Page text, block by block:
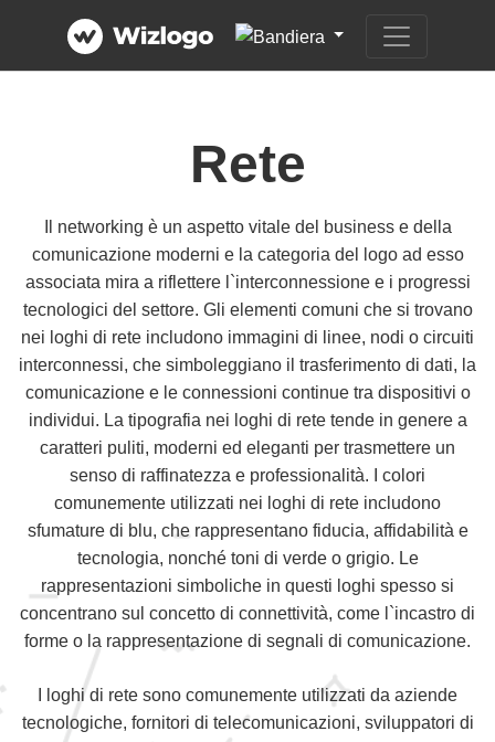
Rete
Il networking è un aspetto vitale del business e della
comunicazione moderni e la categoria del logo ad esso
associata mira a riflettere l`interconnessione e i progressi
tecnologici del settore. Gli elementi comuni che si trovano
nei loghi di rete includono immagini di linee, nodi o circuiti
interconnessi, che simboleggiano il trasferimento di dati, la
comunicazione e le connessioni continue tra dispositivi o
individui. La tipografia nei loghi di rete tende in genere a
caratteri puliti, moderni ed eleganti per trasmettere un
senso di raffinatezza e professionalità. I colori
comunemente utilizzati nei loghi di rete includono
sfumature di blu, che rappresentano fiducia, affidabilità e
tecnologia, nonché toni di verde o grigio. Le
rappresentazioni simboliche in questi loghi spesso si
concentrano sul concetto di connettività, come l`incastro di
forme o la rappresentazione di segnali di comunicazione.
I loghi di rete sono comunemente utilizzati da aziende
tecnologiche, fornitori di telecomunicazioni, sviluppatori di